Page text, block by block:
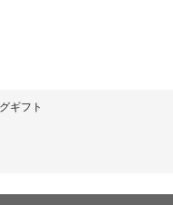
ギフト